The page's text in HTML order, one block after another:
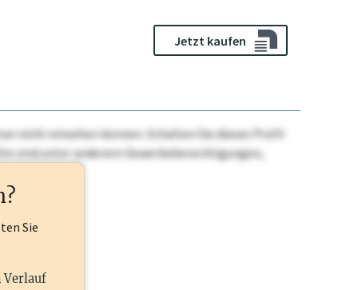
Jetzt kaufen
nicht einsehen können. Schalten Sie dieses Profil
sind unter anderem Gewerbeberechtigungen,
Sie
Verlauf